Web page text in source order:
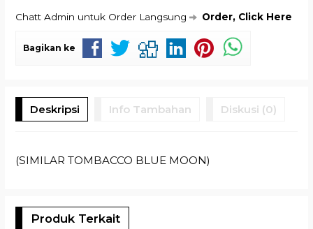
Chatt Admin untuk Order Langsung Order, Click Here
Bagikan ke
Deskripsi Info Tambahan Diskusi (0)
(SIMILAR TOMBACCO BLUE MOON)
Produk Terkait